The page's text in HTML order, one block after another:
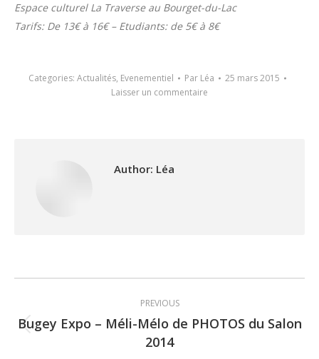
Espace culturel La Traverse au Bourget-du-Lac
Tarifs: De 13€ à 16€ – Etudiants: de 5€ à 8€
Categories: Actualités, Evenementiel Par Léa
25 mars 2015
Laisser un commentaire
Author: Léa
navigation
PREVIOUS
Previous
post:
Bugey Expo – Méli-Mélo de PHOTOS du Salon
2014